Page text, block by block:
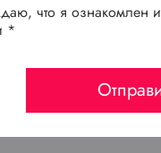
что я ознакомлен
*